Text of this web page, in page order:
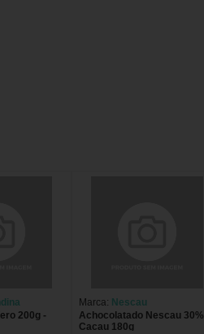
200g -
Marca: Nescau
Achocolatado Nescau 30%
Cacau 180g